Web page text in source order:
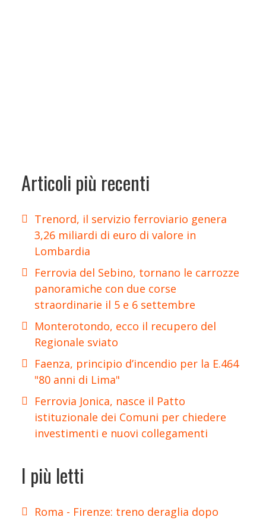
Articoli più recenti
Trenord, il servizio ferroviario genera
3,26 miliardi di euro di valore in
Lombardia
Ferrovia del Sebino, tornano le carrozze
panoramiche con due corse
straordinarie il 5 e 6 settembre
Monterotondo, ecco il recupero del
Regionale sviato
Faenza, principio d’incendio per la E.464
"80 anni di Lima"
Ferrovia Jonica, nasce il Patto
istituzionale dei Comuni per chiedere
investimenti e nuovi collegamenti
I più letti
Roma - Firenze: treno deraglia dopo